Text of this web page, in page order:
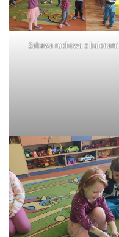
Zabawa ruchowa z balonami